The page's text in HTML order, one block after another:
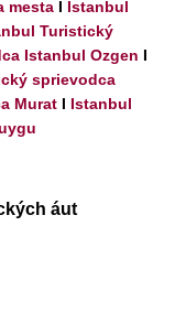
mestaI Istanbul
Turistický
Istanbul Ozgen I
sprievodca
MuratI Istanbul
áut